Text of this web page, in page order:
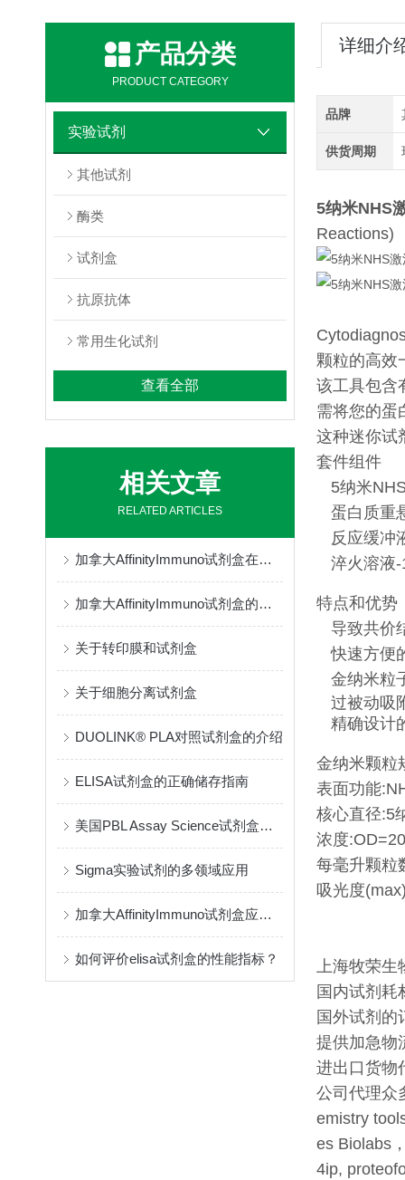
产品分类
PRODUCT CATEGORY
实验试剂
其他试剂
酶类
试剂盒
抗原抗体
常用生化试剂
查看全部
相关文章
RELATED ARTICLES
加拿大AffinityImmuno试剂盒在药物基因组学中扮演着重要角色
加拿大AffinityImmuno试剂盒的类型繁多
关于转印膜和试剂盒
关于细胞分离试剂盒
DUOLINK® PLA对照试剂盒的介绍
ELISA试剂盒的正确储存指南
美国PBL Assay Science试剂盒的原理与检测方法
Sigma实验试剂的多领域应用
加拿大AffinityImmuno试剂盒应存储在通风良好的地方
如何评价elisa试剂盒的性能指标？
详细介
品牌
供货周期
5纳米NHS
Reactions)
颗粒的高效
该工具包含
需将您的蛋
这种迷你试
套件组件
5纳米
蛋白质重
反应缓冲
淬火溶液
特点和优势
导致共价
快速方便
金纳米粒
过被动吸
精确设计
金纳米颗粒
表面功能:
核心直径:5
浓度:
每毫升颗粒
吸光度
上海牧荣生
国内试剂耗
国外试剂的
提供加急物
进出口货物
公司代理众
emistry
es Biolabs
4ip,